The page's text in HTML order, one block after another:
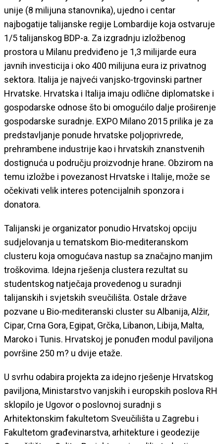
unije (8 milijuna stanovnika), ujedno i centar
najbogatije talijanske regije Lombardije koja ostvaruje
1/5 talijanskog BDP-a. Za izgradnju izložbenog
prostora u Milanu predviđeno je 1,3 milijarde eura
javnih investicija i oko 400 milijuna eura iz privatnog
sektora. Italija je najveći vanjsko-trgovinski partner
Hrvatske. Hrvatska i Italija imaju odlične diplomatske i
gospodarske odnose što bi omogućilo dalje proširenje
gospodarske suradnje. EXPO Milano 2015 prilika je za
predstavljanje ponude hrvatske poljoprivrede,
prehrambene industrije kao i hrvatskih znanstvenih
dostignuća u području proizvodnje hrane. Obzirom na
temu izložbe i povezanost Hrvatske i Italije, može se
očekivati velik interes potencijalnih sponzora i
donatora.
Talijanski je organizator ponudio Hrvatskoj opciju
sudjelovanja u tematskom Bio-mediteranskom
clusteru koja omogućava nastup sa značajno manjim
troškovima. Idejna rješenja clustera rezultat su
studentskog natječaja provedenog u suradnji
talijanskih i svjetskih sveučilišta. Ostale države
pozvane u Bio-mediteranski cluster su Albanija, Alžir,
Cipar, Crna Gora, Egipat, Grčka, Libanon, Libija, Malta,
Maroko i Tunis. Hrvatskoj je ponuđen modul paviljona
površine 250 m? u dvije etaže.
U svrhu odabira projekta za idejno rješenje Hrvatskog
paviljona, Ministarstvo vanjskih i europskih poslova RH
sklopilo je Ugovor o poslovnoj suradnji s
Arhitektonskim fakultetom Sveučilišta u Zagrebu i
Fakultetom građevinarstva, arhitekture i geodezije